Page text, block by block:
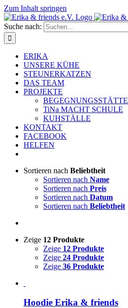
Zum Inhalt springen
Suche nach:
ERIKA
UNSERE KÜHE
STEUNERKATZEN
DAS TEAM
PROJEKTE
BEGEGNUNGSSTÄTTE
TiNa MACHT SCHULE
KUHSTÄLLE
KONTAKT
FACEBOOK
HELFEN
Sortieren nach Beliebtheit
Sortieren nach Name
Sortieren nach Preis
Sortieren nach Datum
Sortieren nach Beliebtheit
Zeige 12 Produkte
Zeige 12 Produkte
Zeige 24 Produkte
Zeige 36 Produkte
Hoodie Erika & friends